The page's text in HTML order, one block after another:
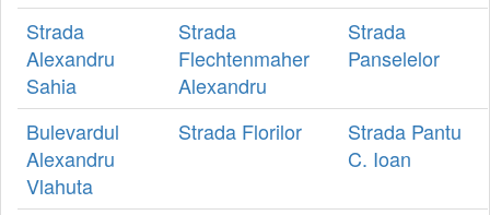
Strada
Alexandru
Sahia
Strada
Flechtenmaher
Alexandru
Strada
Panselelor
Bulevardul
Alexandru
Vlahuta
Strada Florilor
Strada Pantu
C. Ioan